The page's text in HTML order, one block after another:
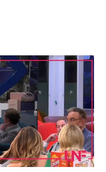
Cucina e Ricette
Consigli di Cucina